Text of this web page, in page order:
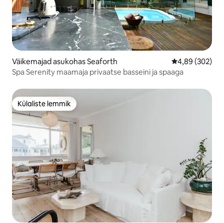
Väikemajad asukohas Seaforth Keskmine
4,89 (302)
Spa Serenity maamaja privaatse basseini ja spaaga
Külaliste lemmik
Külaliste lemmik